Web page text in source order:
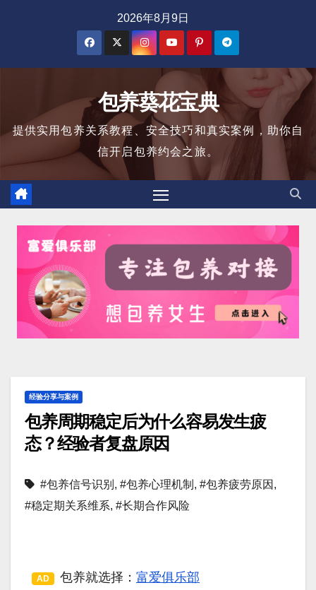
2026年8月9日
包养葵花宝典
提供实用包养关系教程、安全技巧和真实案例，助你自
信开启包养约会之旅。
经验分享与案例
包养周期稳定后为什么容易发生疲
态？经验者复盘原因
#包养信号识别 , #包养心理机制 , #包养疲劳原因 ,
#稳定期关系维系, #长期合作风险
AD 包养就选择： 富爱俱乐部